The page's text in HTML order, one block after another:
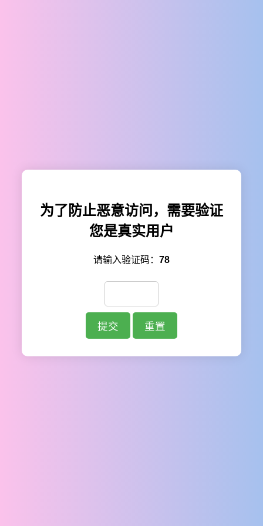
为了防止恶意访问，需要验证
您是真实用户
请输入验证码： 78
提交 重置